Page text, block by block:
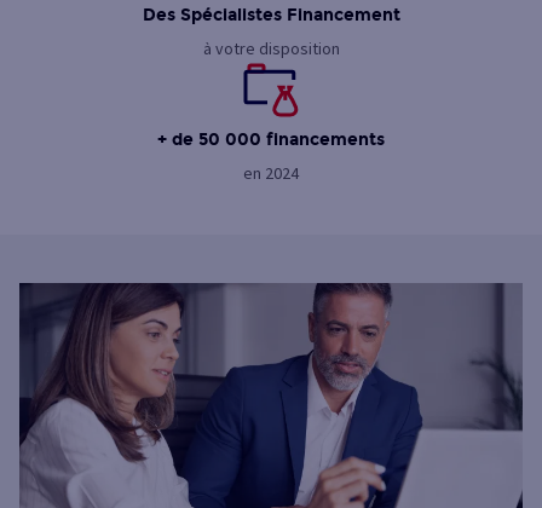
Des Spécialistes Financement
à votre disposition
+ de 50 000 financements
en 2024